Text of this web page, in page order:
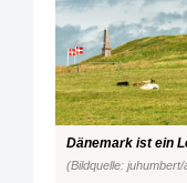
Dänemark ist ein
(Bildquelle: